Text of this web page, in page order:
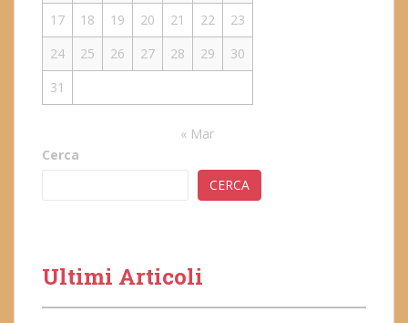
17 18 19 20 21 22
23
24
25 26 27 28 29
30
31
« Mar
Cerca
CERCA
Ultimi Articoli